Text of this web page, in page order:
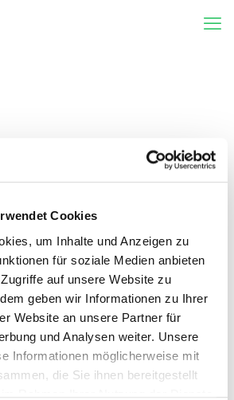
Cookies
um Inhalte und Anzeigen zu
für soziale Medien anbieten
auf unsere Website zu
geben wir Informationen zu Ihrer
Website an unsere Partner für
und Analysen weiter. Unsere
Informationen möglicherweise mit
die Sie ihnen bereitgestellt
Tags
Rezensiert von
Zeige alles